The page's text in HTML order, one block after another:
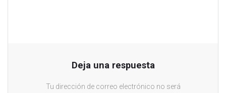
Deja una respuesta
Tu dirección de correo electrónico no será